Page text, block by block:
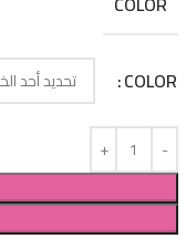
COLOR